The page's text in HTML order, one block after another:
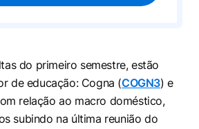
do primeiro semestre, estão
de educação: Cogna (COGN3) e
relação ao macro doméstico,
subindo na última reunião do